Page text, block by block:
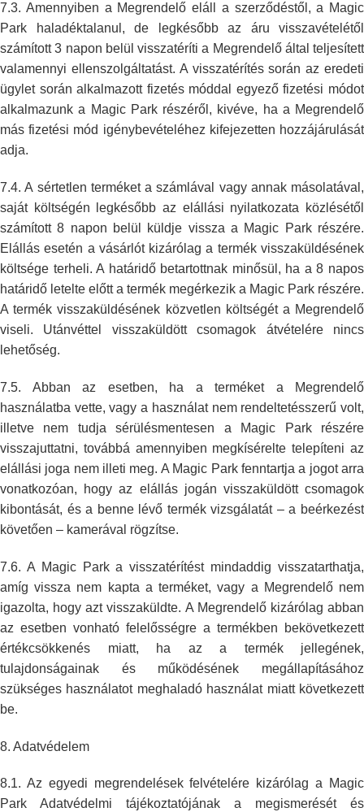
7.3. Amennyiben a Megrendelő eláll a szerződéstől, a Magic
Park haladéktalanul, de legkésőbb az áru visszavételétől
számított 3 napon belül visszatéríti a Megrendelő által teljesített
valamennyi ellenszolgáltatást. A visszatérítés során az eredeti
ügylet során alkalmazott fizetés móddal egyező fizetési módot
alkalmazunk a Magic Park részéről, kivéve, ha aMegrendelő
más fizetési mód igénybevételéhez kifejezetten hozzájárulását
adja.
7.4. A sértetlen terméket a számlával vagy annak másolatával,
sajátköltségén legkésőbb az elállási nyilatkozata közlésétől
számított 8 napon belül küldje vissza a Magic Park részére.
Elállás esetén a vásárlótkizárólag a termék visszaküldésének
költsége terheli. A határidőbetartottnak minősül, ha a 8 napos
határidő letelte előtt a termék megérkezik a Magic Park részére.
A termék visszaküldésének közvetlen költségét a Megrendelő
viseli. Utánvéttel visszaküldött csomagok átvételérenincs
lehetőség.
7.5. Abban az esetben, ha a terméket a Megrendelő
használatba vette, vagy a használat nem rendeltetésszerű volt,
illetve nem tudja sérülésmentesen a Magic Park részére
visszajuttatni, továbbá amennyiben megkísérelte telepíteni az
elállási joga nem illeti meg. A Magic Park fenntartja a jogotarra
vonatkozóan, hogy az elállás jogán visszaküldött csomagok
kibontását, és a benne lévő termék vizsgálatát – a beérkezést
követően – kamerával rögzítse.
7.6. A Magic Park a visszatérítést mindaddig visszatarthatja,
amíg vissza nem kapta a terméket, vagy a Megrendelő nem
igazolta, hogy aztvisszaküldte. A Megrendelő kizárólag abban
az esetben vonható felelősségre a termékben bekövetkezett
értékcsökkenés miatt, ha az a termék jellegének,
tulajdonságainak és működésének megállapításához
szükséges használatotmeghaladó használat miatt következett
be.
8. Adatvédelem
8.1. Az egyedi megrendelések felvételére kizárólag a Magic
Park Adatvédelmi tájékoztatójának a megismerését és